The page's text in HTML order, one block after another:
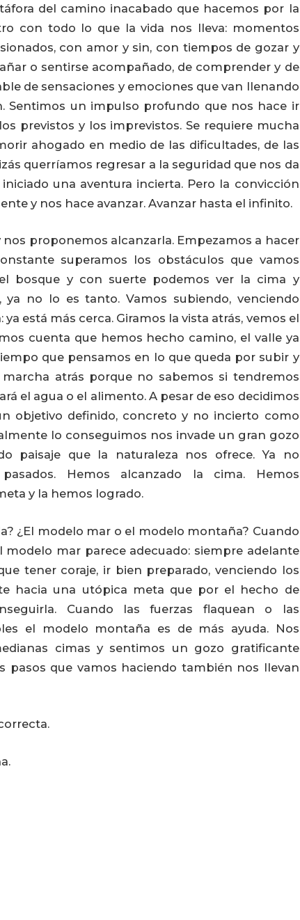
del camino inacabado que hacemos por la
con todo lo que la vida nos lleva: momentos
con amor y sin, con tiempos de gozar y
o sentirse acompañado, de comprender y de
de sensaciones y emociones que van llenando
Sentimos un impulso profundo que nos hace ir
previstos y los imprevistos. Se requiere mucha
ahogado en medio de las dificultades, de las
querríamos regresar a la seguridad que nos da
una aventura incierta. Pero la convicción
y nos hace avanzar. Avanzar hasta el infinito.
proponemos alcanzarla. Empezamos a hacer
superamos los obstáculos que vamos
bosque y con suerte podemos ver la cima y
ya no lo es tanto. Vamos subiendo, venciendo
está más cerca. Giramos la vista atrás, vemos el
cuenta que hemos hecho camino, el valle ya
que pensamos en lo que queda por subir y
atrás porque no sabemos si tendremos
el agua o el alimento. A pesar de eso decidimos
objetivo definido, concreto y no incierto como
lo conseguimos nos invade un gran gozo
paisaje que la naturaleza nos ofrece. Ya no
Hemos alcanzado la cima. Hemos
y la hemos logrado.
¿El modelo mar o el modelo montaña? Cuando
mar parece adecuado: siempre adelante
tener coraje, ir bien preparado, venciendo los
hacia una utópica meta que por el hecho de
Cuando las fuerzas flaquean o las
el modelo montaña es de más ayuda. Nos
cimas y sentimos un gozo gratificante
pasos que vamos haciendo también nos llevan